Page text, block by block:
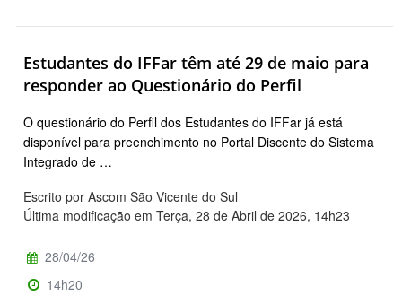
Estudantes do IFFar têm até 29 de maio para
responder ao Questionário do Perfil
O questionário do Perfil dos Estudantes do IFFar já está
disponível para preenchimento no Portal Discente do Sistema
Integrado de …
Escrito por Ascom São Vicente do Sul
Última modificação em Terça, 28 de Abril de 2026, 14h23
28/04/26
14h20